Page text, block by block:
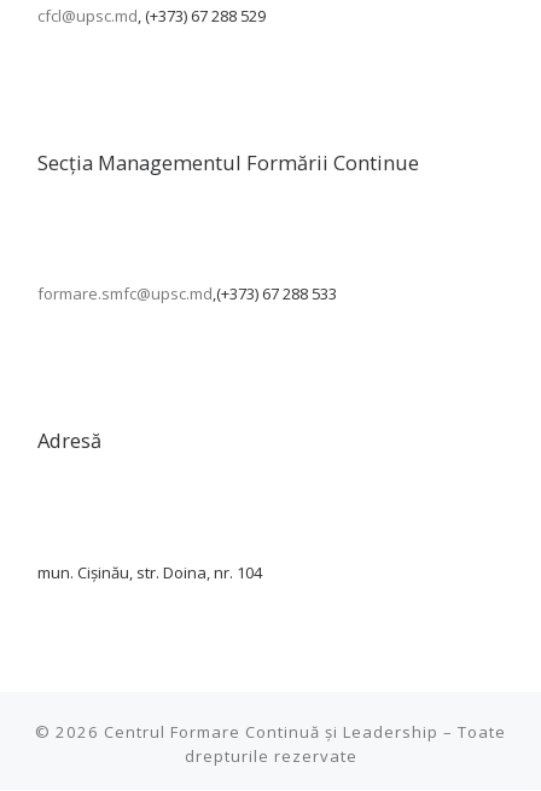
cfcl@upsc.md, (+373) 67 288 529
Secția Managementul Formării Continue
formare.smfc@upsc.md,(+373) 67 288 533
Adresă
mun. Cișinău, str. Doina, nr. 104
© 2026 Centrul Formare Continuă și Leadership – Toate
drepturile rezervate